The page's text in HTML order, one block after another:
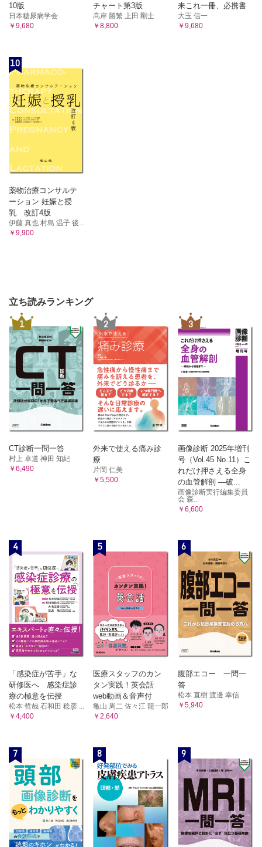
10版
日本糖尿病学会
￥9,680
チャート第3版
髙岸 勝繁 上田 剛士
￥8,800
来これ一冊、必携書
大玉 信一
￥9,680
10
薬物治療コンサルテ
ーション 妊娠と授
乳 改訂4版
伊藤 真也 村島 温子 後...
￥9,900
立ち読みランキング
1
CT診断一問一答
村上 卓道 神田 知紀
￥6,490
2
外来で使える痛み診
療
片岡 仁美
￥5,500
3
画像診断 2025年増刊
号（Vol.45 No.11）こ
れだけ押さえる全身
の血管解剖 ―破...
画像診断実行編集委員
会 森...
￥6,600
4
「感染症が苦手」な
研修医へ 感染症診
療の極意を伝授
松本 哲哉 石和田 稔彦 ...
￥4,400
5
医療スタッフのカン
タン実践！英会話
web動画＆音声付
亀山 周二 佐々江 龍一郎
￥2,640
6
腹部エコー 一問一
答
松本 直樹 渡邊 幸信
￥5,940
7 8 9